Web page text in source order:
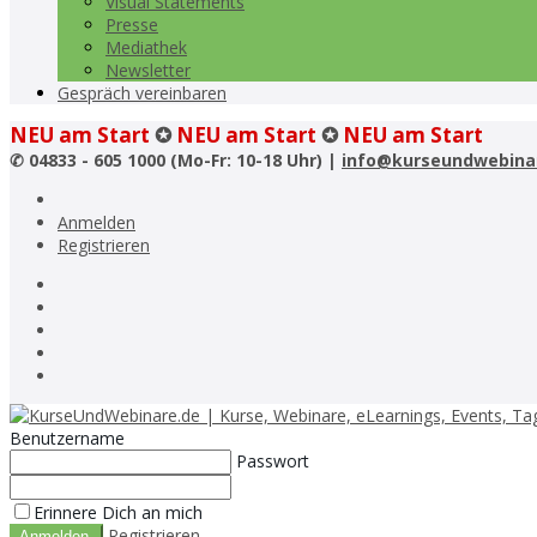
Presse
Mediathek
Newsletter
Gespräch vereinbaren
NEU am Start ✪ NEU am Start ✪ NEU am Start
✆ 04833 - 605 1000 (Mo-Fr: 10-18 Uhr) |
Anmelden
Registrieren
Benutzername
Passwort
Erinnere Dich an mich